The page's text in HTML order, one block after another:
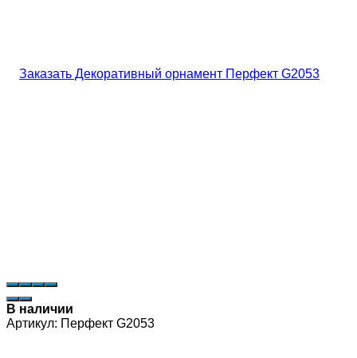
В наличии
Артикул: Перфект G2053